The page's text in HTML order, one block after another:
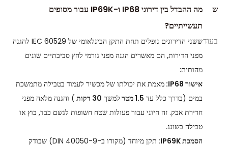
ש
מה ההבדל בין דירוגי IP68 ו-IP69K עבור מסופים
תעשייתיים?
בעוד
ששני הדירוגים נופלים תחת התקן הבינלאומי של IEC 60529 להגנה
מפני חדירות, הם מאשרים הגנה מפני גורמי לחץ סביבתיים שונים
מהותית:
אישור IP68:
מאמת את יכולתו של מכשיר לעמוד בטבילה מתמשכת
במים (בדרך כלל עד 1.5 מטר למשך 30 דקות
) והגנה מלאה מפני
חדירת אבק. זה חיוני עבור פעולות שטח חשופות לגשם כבד, בוץ או
טבילה בשוגג.
הסמכת IP69K:
תקן מיוחד (מקורו ב-DIN 40050-9) שבודק